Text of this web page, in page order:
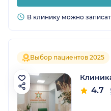
В клинику можно
Выбор пациентов 2025
4.7